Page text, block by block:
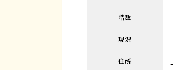
階数
現況
住所